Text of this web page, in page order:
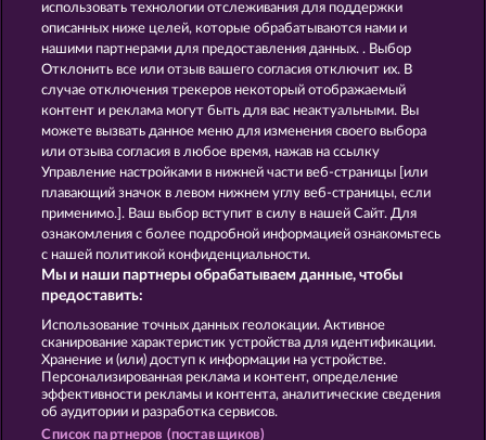
OLD FISHERMAN SECRET MISSION
Правила КОНФИДЕНЦИАЛЬНОСТЬ
О компании Компания
Отправить Запрос об Отказе
использовать технологии отслеживания для поддержки
описанных ниже целей, которые обрабатываются нами и
нашими партнерами для предоставления данных. . Выбор
Отклонить все или отзыв вашего согласия отключит их. В
случае отключения трекеров некоторый отображаемый
контент и реклама могут быть для вас неактуальными. Вы
можете вызвать данное меню для изменения своего выбора
или отзыва согласия в любое время, нажав на ссылку
Управление настройками в нижней части веб-страницы [или
плавающий значок в левом нижнем углу веб-страницы, если
применимо.]. Ваш выбор вступит в силу в нашей Сайт. Для
ознакомления с более подробной информацией ознакомьтесь
с нашей политикой конфиденциальности.
Мы и наши партнеры обрабатываем данные, чтобы
предоставить:
Использование точных данных геолокации. Активное
сканирование характеристик устройства для идентификации.
Хранение и (или) доступ к информации на устройстве.
Персонализированная реклама и контент, определение
эффективности рекламы и контента, аналитические сведения
об аудитории и разработка сервисов.
Список партнеров (поставщиков)